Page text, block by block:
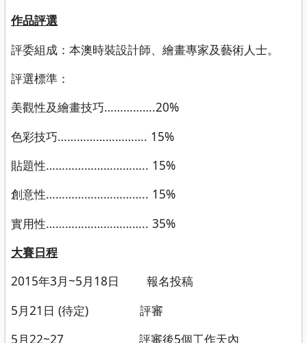
作品評選
評委組成：本澳時裝設計師、繪畫專家及藝術人士。
評選標準：
美觀性及繪畫技巧…………….20%
色彩技巧………………………. 15%
貼題性………………………….. 15%
創意性………………………….. 15%
實用性………………………….. 35%
大賽日程
2015年3月~5月18日 報名投稿
5月21日 (待定) 評審
5月22~27 評審後5個工作天內